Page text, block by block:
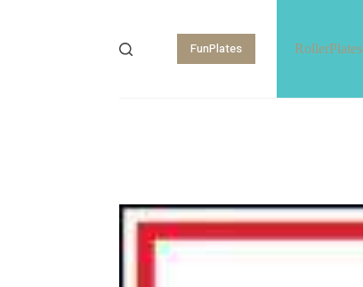
RollerPlates
FunPlates
Shopping